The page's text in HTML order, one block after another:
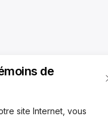
de
site Internet, vous